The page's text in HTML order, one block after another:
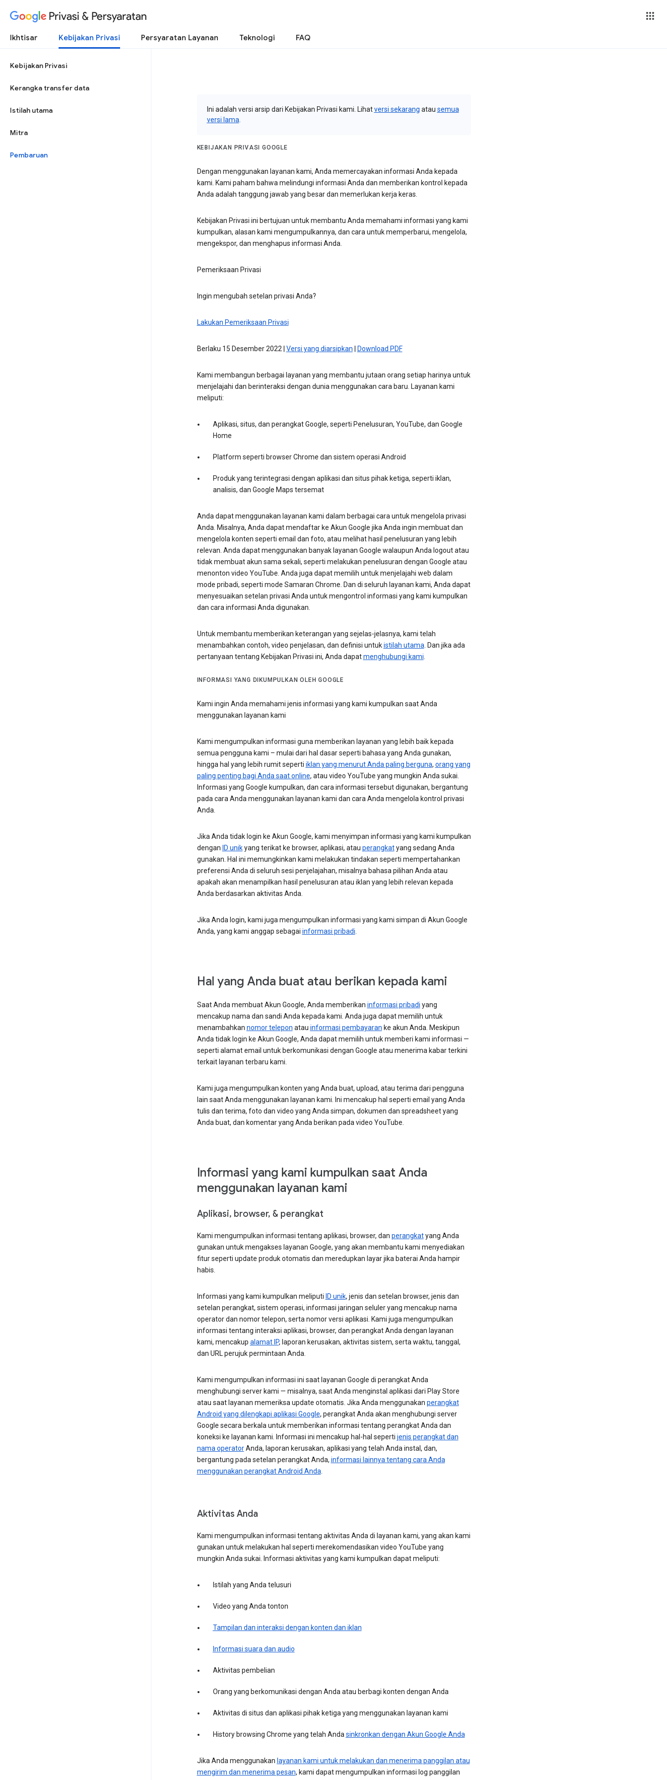
Privasi & Persyaratan
Ikhtisar Kebijakan Privasi Persyaratan Layanan Teknologi FAQ
Kebijakan Privasi
Kerangka transfer data
Istilah utama
Mitra
Pembaruan
Ini adalah versi arsip dari Kebijakan Privasi kami. Lihatversi sekarang atau semua
versi lama
KEBIJAKAN PRIVASI GOOGLE
Dengan menggunakan layanan kami, Anda memercayakan informasi Anda kepada
kami. Kami paham bahwa melindungi informasi Anda dan memberikan kontrol kepada
Anda adalah tanggung jawab yang besar dan memerlukan kerja keras.
Kebijakan Privasi ini bertujuan untuk membantu Anda memahami informasi yang kami
kumpulkan, alasan kami mengumpulkannya, dan cara untuk memperbarui, mengelola,
mengekspor, dan menghapus informasi Anda.
Pemeriksaan Privasi
Ingin mengubah setelan privasi Anda?
Lakukan Pemeriksaan Privasi
Berlaku 15 Desember 2022 | Versi yang diarsipkan Download PDF
Kami membangun berbagai layanan yang membantu jutaan orang setiap harinya untuk
menjelajahi dan berinteraksi dengan dunia menggunakan cara baru. Layanan kami
meliputi:
Aplikasi, situs, dan perangkat Google, seperti Penelusuran, YouTube, dan Google
Home
Platform seperti browser Chrome dan sistem operasi Android
Produk yang terintegrasi dengan aplikasi dan situs pihak ketiga, seperti iklan,
analisis, dan Google Maps tersemat
Anda dapat menggunakan layanan kami dalam berbagai cara untuk mengelola privasi
Anda. Misalnya, Anda dapat mendaftar ke Akun Google jika Anda ingin membuat dan
mengelola konten seperti email dan foto, atau melihat hasil penelusuran yang lebih
relevan. Anda dapat menggunakan banyak layanan Google walaupun Anda logout atau
tidak membuat akun sama sekali, seperti melakukan penelusuran dengan Google atau
menonton video YouTube. Anda juga dapat memilih untuk menjelajahi web dalam
mode pribadi, seperti mode Samaran Chrome. Dan di seluruh layanan kami, Anda dapat
menyesuaikan setelan privasi Anda untuk mengontrol informasi yang kami kumpulkan
dan cara informasi Anda digunakan.
Untuk membantu memberikan keterangan yang sejelas-jelasnya, kami telah
menambahkan contoh, video penjelasan, dan definisi untukistilah utama. Dan jika ada
pertanyaan tentang Kebijakan Privasi ini, Anda dapatmenghubungi kami.
INFORMASI YANG DIKUMPULKAN OLEH GOOGLE
Kami ingin Anda memahami jenis informasi yang kami kumpulkan saat Anda
menggunakan layanan kami
Kami mengumpulkan informasi guna memberikan layanan yang lebih baik kepada
semua pengguna kami – mulai dari hal dasar seperti bahasa yang Anda gunakan,
hingga hal yang lebih rumit seperti iklan yang menurut Anda paling berguna, orang yang
paling penting bagi Anda saat online, atau video YouTube yang mungkin Anda sukai.
Informasi yang Google kumpulkan, dan cara informasi tersebut digunakan, bergantung
pada cara Anda menggunakan layanan kami dan cara Anda mengelola kontrol privasi
Anda.
Jika Anda tidak login ke Akun Google, kami menyimpan informasi yang kami kumpulkan
dengan ID unikyang terikat ke browser, aplikasi, atau perangkatyang sedang Anda
gunakan. Hal ini memungkinkan kami melakukan tindakan seperti mempertahankan
preferensi Anda di seluruh sesi penjelajahan, misalnya bahasa pilihan Anda atau
apakah akan menampilkan hasil penelusuran atau iklan yang lebih relevan kepada
Anda berdasarkan aktivitas Anda.
Jika Anda login, kami juga mengumpulkan informasi yang kami simpan di Akun Google
Anda, yang kami anggap sebagai informasi pribadi.
Hal yang Anda buat atau berikan kepada kami
Saat Anda membuat Akun Google, Anda memberikan informasi pribadi yang
mencakup nama dan sandi Anda kepada kami. Anda juga dapat memilih untuk
menambahkan nomor telepon atau informasi pembayaran ke akun Anda. Meskipun
Anda tidak login ke Akun Google, Anda dapat memilih untuk memberi kami informasi —
seperti alamat email untuk berkomunikasi dengan Google atau menerima kabar terkini
terkait layanan terbaru kami.
Kami juga mengumpulkan konten yang Anda buat, upload, atau terima dari pengguna
lain saat Anda menggunakan layanan kami. Ini mencakup hal seperti email yang Anda
tulis dan terima, foto dan video yang Anda simpan, dokumen dan spreadsheet yang
Anda buat, dan komentar yang Anda berikan pada video YouTube.
Informasi yang kami kumpulkan saat Anda
menggunakan layanan kami
Aplikasi, browser, & perangkat
Kami mengumpulkan informasi tentang aplikasi, browser, dan perangkatyang Anda
gunakan untuk mengakses layanan Google, yang akan membantu kami menyediakan
fitur seperti update produk otomatis dan meredupkan layar jika baterai Anda hampir
habis.
Informasi yang kami kumpulkan meliputi ID unik, jenis dan setelan browser, jenis dan
setelan perangkat, sistem operasi, informasi jaringan seluler yang mencakup nama
operator dan nomor telepon, serta nomor versi aplikasi. Kami juga mengumpulkan
informasi tentang interaksi aplikasi, browser, dan perangkat Anda dengan layanan
kami, mencakup alamat IP, laporan kerusakan, aktivitas sistem, serta waktu, tanggal,
dan URL perujuk permintaan Anda.
Kami mengumpulkan informasi ini saat layanan Google di perangkat Anda
menghubungi server kami — misalnya, saat Anda menginstal aplikasi dari Play Store
atau saat layanan memeriksa update otomatis. Jika Anda menggunakan perangkat
Android yang dilengkapi aplikasi Google, perangkat Anda akan menghubungi server
Google secara berkala untuk memberikan informasi tentang perangkat Anda dan
koneksi ke layanan kami. Informasi ini mencakup hal-hal seperti jenis perangkat dan
nama operatorAnda, laporan kerusakan, aplikasi yang telah Anda instal, dan,
bergantung pada setelan perangkat Anda, informasi lainnya tentang cara Anda
menggunakan perangkat Android Anda.
Aktivitas Anda
Kami mengumpulkan informasi tentang aktivitas Anda di layanan kami, yang akan kami
gunakan untuk melakukan hal seperti merekomendasikan video YouTube yang
mungkin Anda sukai. Informasi aktivitas yang kami kumpulkan dapat meliputi:
Istilah yang Anda telusuri
Video yang Anda tonton
Tampilan dan interaksi dengan konten dan iklan
Informasi suara dan audio
Aktivitas pembelian
Orang yang berkomunikasi dengan Anda atau berbagi konten dengan Anda
Aktivitas di situs dan aplikasi pihak ketiga yang menggunakan layanan kami
History browsing Chrome yang telah Andasinkronkan dengan Akun Google Anda
Jika Anda menggunakan layanan kami untuk melakukan dan menerima panggilan atau
mengirim dan menerima pesan, kami dapat mengumpulkan informasi log panggilan